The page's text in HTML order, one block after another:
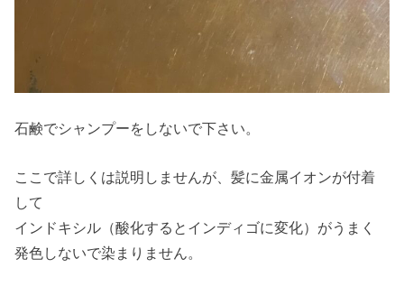
石鹸でシャンプーをしないで下さい。
ここで詳しくは説明しませんが、髪に金属イオンが付着
して
インドキシル（酸化するとインディゴに変化）がうまく
発色しないで染まりません。